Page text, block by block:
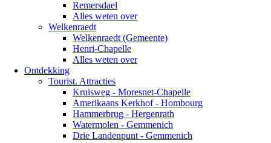
Remersdael
Alles weten over
Welkenraedt
Welkenraedt (Gemeente)
Henri-Chapelle
Alles weten over
Ontdekking
Tourist. Attracties
Kruisweg - Moresnet-Chapelle
Amerikaans Kerkhof - Hombourg
Hammerbrug - Hergenrath
Watermolen - Gemmenich
Drie Landenpunt - Gemmenich